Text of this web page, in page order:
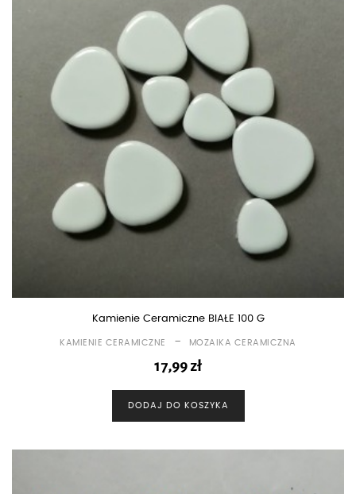
Kamienie Ceramiczne BIAŁE 100 G
KAMIENIE CERAMICZNE - MOZAIKA CERAMICZNA
17,99zł
DODAJ DO KOSZYKA